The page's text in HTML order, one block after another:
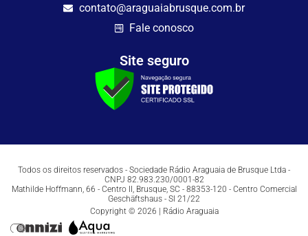
contato@araguaiabrusque.com.br
Fale conosco
Site seguro
Todos os direitos reservados - Sociedade Rádio Araguaia de Brusque Ltda -
CNPJ 82.983.230/0001-82
Mathilde Hoffmann, 66 - Centro II, Brusque, SC - 88353-120 - Centro Comercial
Geschäftshaus - Sl 21/22
Copyright © 2026 | Rádio Araguaia